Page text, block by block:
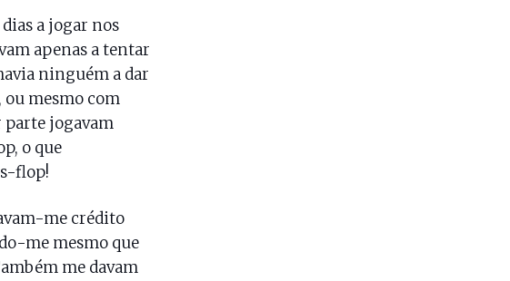
a jogar nos
apenas a tentar
ninguém a dar
ou mesmo com
parte jogavam
o que
flop!
me crédito
me mesmo que
me davam